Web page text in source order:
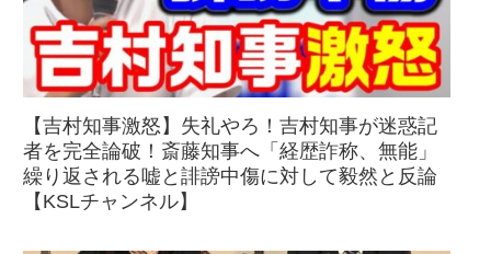
【吉村知事激怒】失礼やろ！吉村知事が迷惑記
者を完全論破！斎藤知事へ「経歴詐称、無能」
繰り返される嘘と誹謗中傷に対して毅然と反論
【KSLチャンネル】